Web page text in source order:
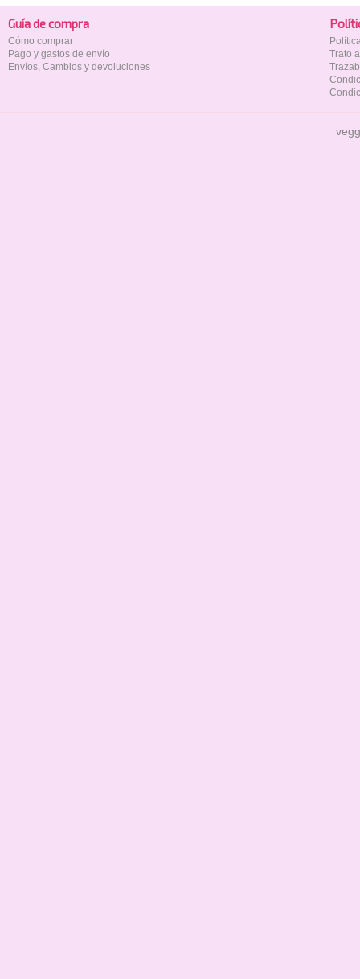
Guía de compra
Cómo comprar
Pago y gastos de envío
Envíos, Cambios y devoluciones
Trato